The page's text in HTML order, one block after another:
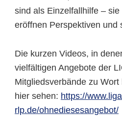
sind als Einzelfallhilfe –
eröffnen Perspektiven und
Die kurzen Videos, in
vielfältigen Angebote der
Mitgliedsverbände zu
hier sehen: https://
rlp.de/ohnediesesangebot/